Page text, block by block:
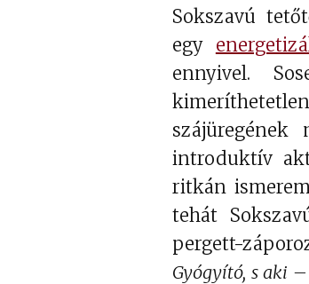
Sokszavú
egy
ennyivel.
introduktív
ritkán
tehát
pergett-
Gyógyító, s aki